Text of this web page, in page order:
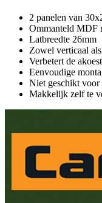
2 panelen van
Ommanteld MDF
Latbreedte 26mm
Zowel verticaal
Verbetert de
Eenvoudige
Niet geschikt voor
Makkelijk zelf te